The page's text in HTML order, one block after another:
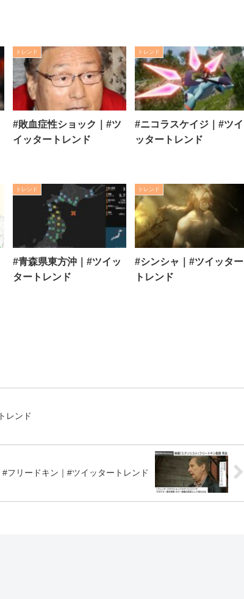
トレンド
#敗血症性ショック｜#ツ
イッタートレンド
トレンド
#ニコラスケイジ｜#ツイ
ッタートレンド
トレンド
#青森県東方沖｜#ツイッ
タートレンド
トレンド
#シンシャ｜#ツイッター
トレンド
レンド
#フリードキン｜#ツイッタートレンド